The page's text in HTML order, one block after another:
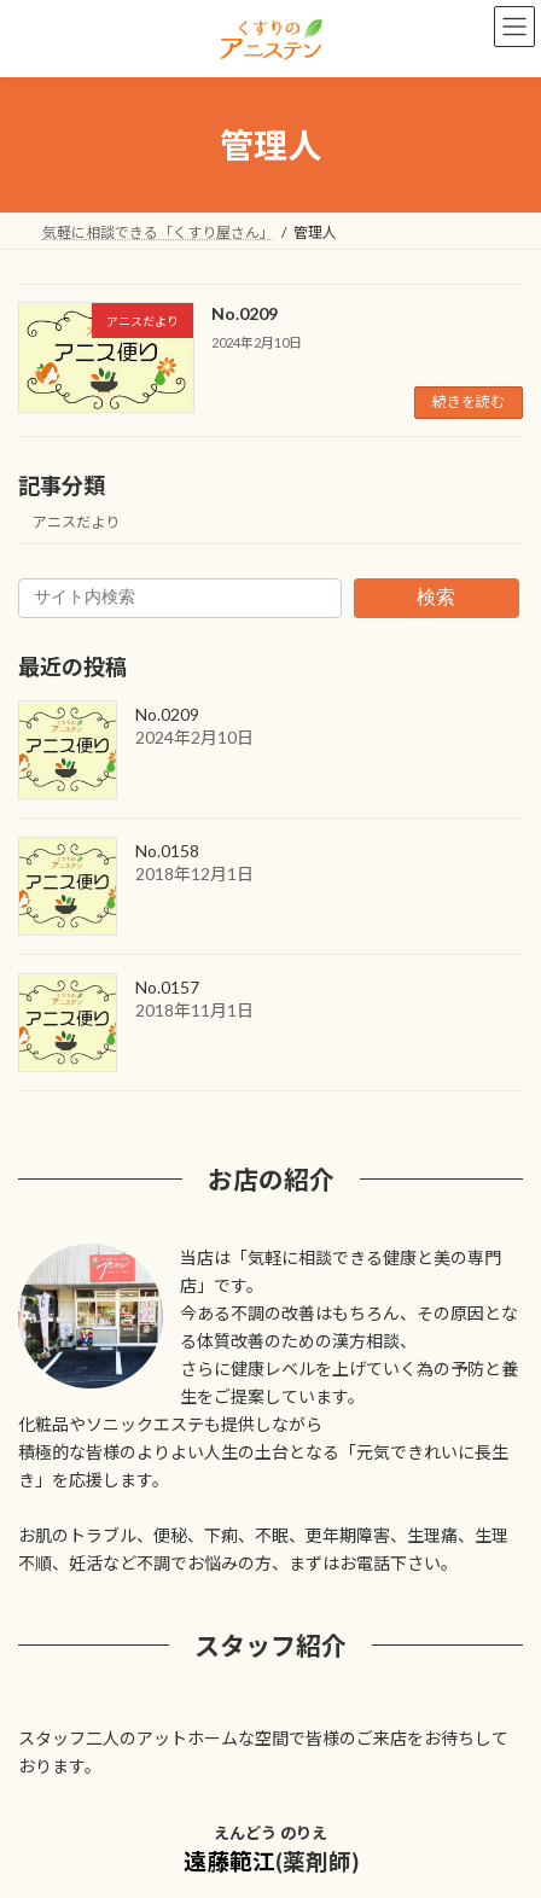
ン
ー
管理人
気軽に相談できる「くすり屋さん」 管理人
アニスだより No.0209
2024年2月10日
続きを読む
記事分類
アニスだより
検索
最近の投稿
No.0209
2024年2月10日
No.0158
2018年12月1日
No.0157
2018年11月1日
お店の紹介
当店は「気軽に相談できる健康と美の専門
店」です。
今ある不調の改善はもちろん、その原因とな
る体質改善のための漢方相談、
さらに健康レベルを上げていく為の予防と養
生をご提案しています。
化粧品やソニックエステも提供しながら
積極的な皆様のよりよい人生の土台となる「元気できれいに長生
き」を応援します。
お肌のトラブル、便秘、下痢、不眠、更年期障害、生理痛、生理
不順、妊活など不調でお悩みの方、まずはお電話下さい。
スタッフ紹介
スタッフ二人のアットホームな空間で皆様のご来店をお待ちして
おります。
えんどう のりえ
遠藤範江(薬剤師)